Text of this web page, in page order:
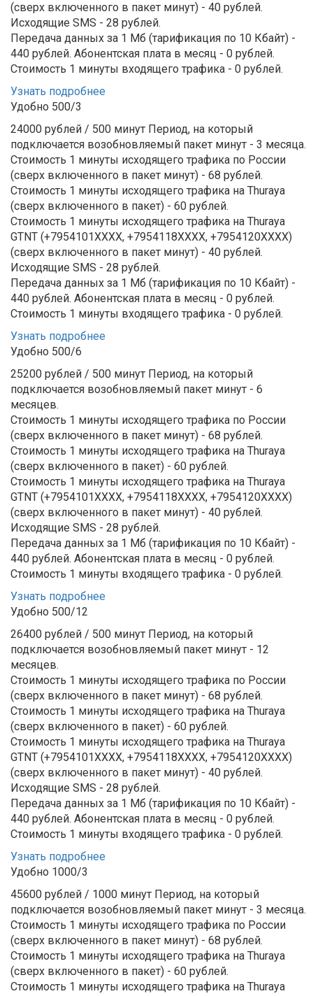
(сверх включенного в пакет минут) - 40 рублей.
Исходящие SMS - 28 рублей.
Передача данных за 1 Мб (тарификация по 10 Кбайт) -
440 рублей. Абонентская плата в месяц - 0 рублей.
Стоимость 1 минуты входящего трафика - 0 рублей.
Узнать подробнее
Удобно 500/3
24000 рублей / 500 минут Период, на который
подключается возобновляемый пакет минут - 3 месяца.
Стоимость 1 минуты исходящего трафика по России
(сверх включенного в пакет минут) - 68 рублей.
Стоимость 1 минуты исходящего трафика на Thuraya
(сверх включенного в пакет) - 60 рублей.
Стоимость 1 минуты исходящего трафика на Thuraya
GTNT (+7954101XXXX, +7954118ХХХХ, +7954120ХХХХ)
(сверх включенного в пакет минут) - 40 рублей.
Исходящие SMS - 28 рублей.
Передача данных за 1 Мб (тарификация по 10 Кбайт) -
440 рублей. Абонентская плата в месяц - 0 рублей.
Стоимость 1 минуты входящего трафика - 0 рублей.
Узнать подробнее
Удобно 500/6
25200 рублей / 500 минут Период, на который
подключается возобновляемый пакет минут - 6
месяцев.
Стоимость 1 минуты исходящего трафика по России
(сверх включенного в пакет минут) - 68 рублей.
Стоимость 1 минуты исходящего трафика на Thuraya
(сверх включенного в пакет) - 60 рублей.
Стоимость 1 минуты исходящего трафика на Thuraya
GTNT (+7954101XXXX, +7954118ХХХХ, +7954120ХХХХ)
(сверх включенного в пакет минут) - 40 рублей.
Исходящие SMS - 28 рублей.
Передача данных за 1 Мб (тарификация по 10 Кбайт) -
440 рублей. Абонентская плата в месяц - 0 рублей.
Стоимость 1 минуты входящего трафика - 0 рублей.
Узнать подробнее
Удобно 500/12
26400 рублей / 500 минут Период, на который
подключается возобновляемый пакет минут - 12
месяцев.
Стоимость 1 минуты исходящего трафика по России
(сверх включенного в пакет минут) - 68 рублей.
Стоимость 1 минуты исходящего трафика на Thuraya
(сверх включенного в пакет) - 60 рублей.
Стоимость 1 минуты исходящего трафика на Thuraya
GTNT (+7954101XXXX, +7954118ХХХХ, +7954120ХХХХ)
(сверх включенного в пакет минут) - 40 рублей.
Исходящие SMS - 28 рублей.
Передача данных за 1 Мб (тарификация по 10 Кбайт) -
440 рублей. Абонентская плата в месяц - 0 рублей.
Стоимость 1 минуты входящего трафика - 0 рублей.
Узнать подробнее
Удобно 1000/3
45600 рублей / 1000 минут Период, на который
подключается возобновляемый пакет минут - 3 месяца.
Стоимость 1 минуты исходящего трафика по России
(сверх включенного в пакет минут) - 68 рублей.
Стоимость 1 минуты исходящего трафика на Thuraya
(сверх включенного в пакет) - 60 рублей.
Стоимость 1 минуты исходящего трафика на Thuraya